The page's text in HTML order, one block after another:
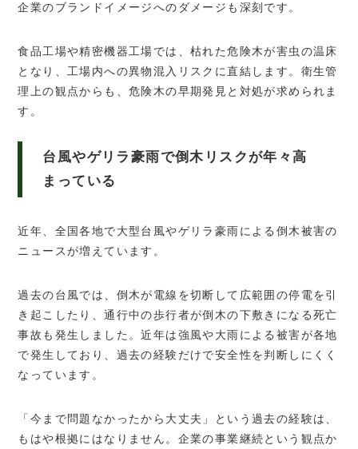
企業のブランドイメージへのダメージも深刻です。
食品工場や精密機器工場では、枯れた危険木が害虫の温床
となり、工場内への異物混入リスクに直結します。衛生管
理上の観点からも、危険木の早期発見と対処が求められま
す。
台風やゲリラ豪雨で倒木リスクが年々高
まっている
近年、全国各地で大型台風やゲリラ豪雨による倒木被害の
ニュースが増えています。
過去の台風では、倒木が電線を切断して広範囲の停電を引
き起こしたり、通行中の歩行者が倒木の下敷きになる死亡
事故も発生しました。近年は強風や大雨による被害が各地
で発生しており、過去の経験だけで安全性を判断しにくく
なっています。
「今まで問題なかったから大丈夫」という過去の経験は、
もはや根拠にはなりません。企業の事業継続という観点か